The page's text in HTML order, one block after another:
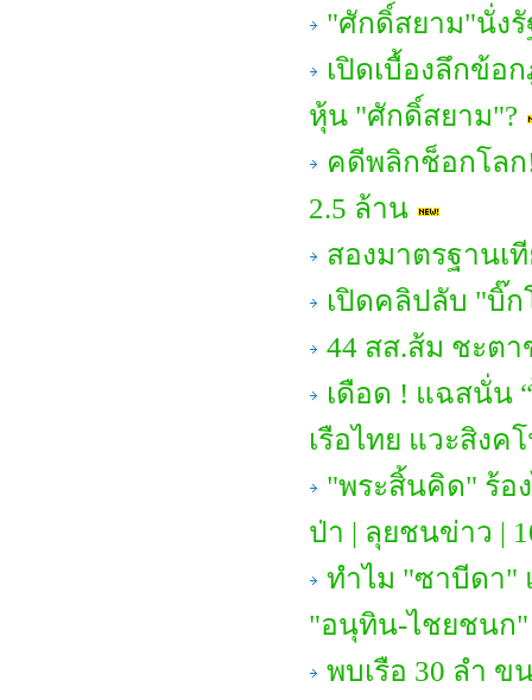
"ศักดิ์สยาม"นั่ง
เปิดเบื้องลึกข้อ
หุ้น "ศักดิ์สยาม"?
คดีพลิกช็อกโลก
2.5 ล้าน
สองมาตรฐานเ
เปิดคลิปลับ "บิ๊ก
44 สส.ส้ม ชะต
เดือด ! แฉสนั่น
เรือไทย แวะสิงค
"พระสิ้นคิด" ร้อ
ป่า | ลุยชนข่าว |
ทำไม "ซาบีดา"
"อนุทิน-ไชยชนก"
พบเรือ 30 ลำ